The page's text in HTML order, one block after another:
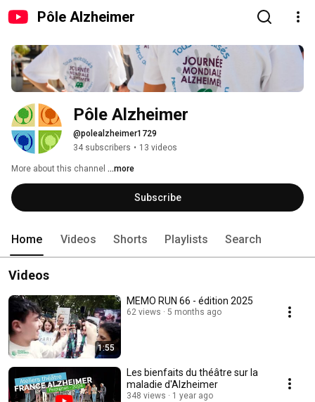
Pôle Alzheimer
Pôle Alzheimer
@polealzheimer1729
34 subscribers • 13 videos
More about this channel ...more
Subscribe
Home Videos Shorts Playlists Search
Videos
1:55
MEMO RUN 66 - édition 2025
62 views 5 months ago
Les bienfaits du théâtre sur la
maladie d'Alzheimer
348 views 1 year ago